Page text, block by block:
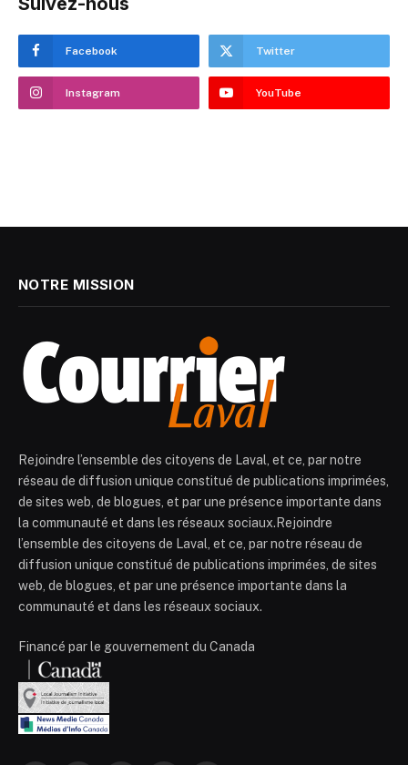
Facebook Twitter
Instagram YouTube
NOTRE MISSION
Rejoindre l’ensemble des citoyens de Laval, et ce, par notre
réseau de diffusion unique constitué de publications imprimées,
de sites web, de blogues, et par une présence importante dans
la communauté et dans les réseaux sociaux.Rejoindre
l’ensemble des citoyens de Laval, et ce, par notre réseau de
diffusion unique constitué de publications imprimées, de sites
web, de blogues, et par une présence importante dans la
communauté et dans les réseaux sociaux.
Financé par le gouvernement du Canada